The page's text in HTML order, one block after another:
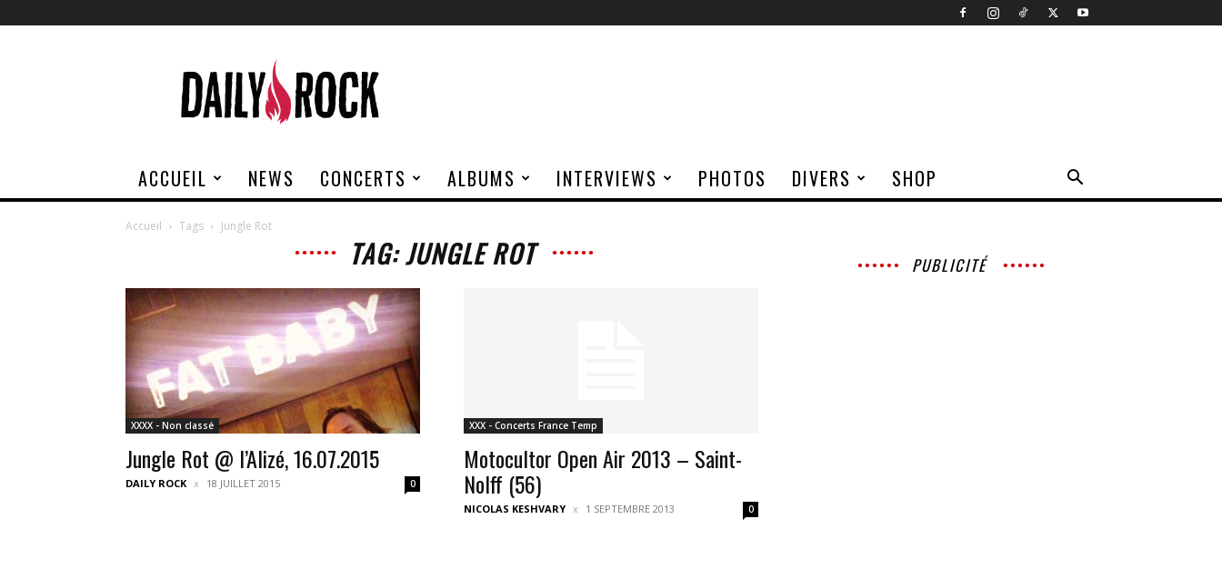
Rock
ACCUEIL NEWS CONCERTS ALBUMS INTERVIEWS PHOTOS DIVERS SHOP
Accueil Tags Jungle Rot
TAG: JUNGLE ROT
XXXX - Non classé
Jungle Rot @ l’Alizé, 16.07.2015
DAILY ROCK 18 JUILLET 2015 0
XXX - Concerts France Temp
Motocultor Open Air 2013 – Saint-
Nolff (56)
NICOLAS KESHVARY 1 SEPTEMBRE 2013 0
PUBLICITÉ